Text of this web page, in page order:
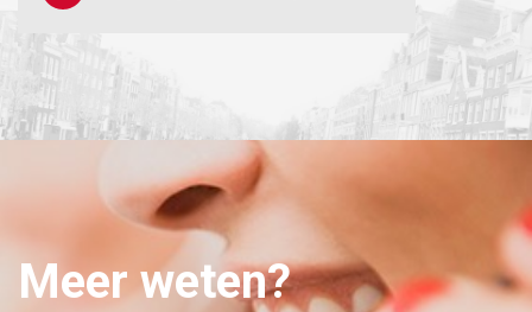
Meer weten?